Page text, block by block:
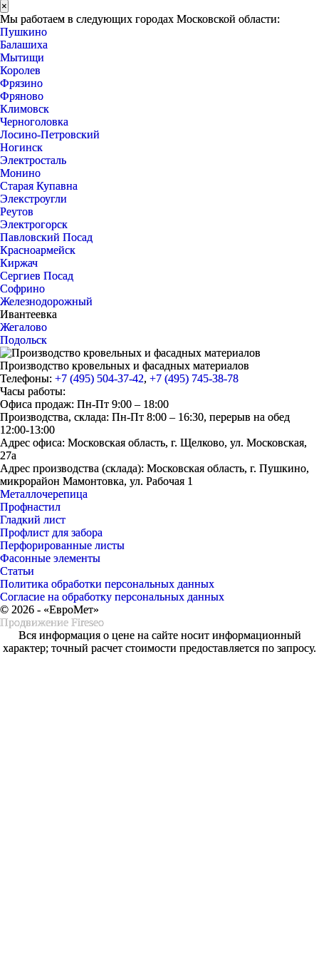
×
Мы работаем в следующих городах Московской области:
Пушкино
Балашиха
Мытищи
Королев
Фрязино
Фряново
Климовск
Черноголовка
Лосино-Петровский
Ногинск
Электросталь
Монино
Старая Купавна
Элекстроугли
Реутов
Электрогорск
Павловский Посад
Красноармейск
Киржач
Сергиев Посад
Софрино
Железнодорожный
Ивантеевка
Жегалово
Подольск
Производство кровельных и фасадных материалов
Телефоны: +7 (495) 504-37-42, +7 (495) 745-38-78
Часы работы:
Офиса продаж: Пн-Пт 9:00 – 18:00
Производства, склада: Пн-Пт 8:00 – 16:30, перерыв на обед
12:00-13:00
Адрес офиса: Московская область, г. Щелково, ул. Московская,
27а
Адрес производства (склада): Московская область, г. Пушкино,
микрорайон Мамонтовка, ул. Рабочая 1
Металлочерепица
Профнастил
Гладкий лист
Профлист для забора
Перфорированные листы
Фасонные элементы
Статьи
Политика обработки персональных данных
Согласие на обработку персональных данных
© 2026 - «ЕвроМет»
Продвижение Fireseo
Вся информация о цене на сайте носит информационный
характер; точный расчет стоимости предоставляется по запросу.